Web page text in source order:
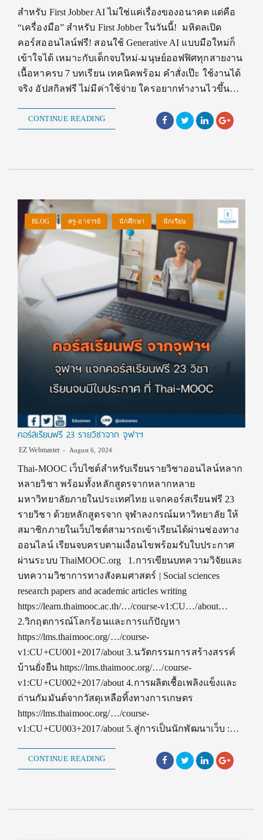
สำหรับ First Jobber AI ไม่ใช่แค่เรื่องของอนาคต แต่คือ
“เครื่องมือ” สำหรับ First Jobber ในวันนี้! มหิดลเปิด
คอร์สออนไลน์ฟรี! สอนใช้ Generative AI แบบมือใหม่ก็
เข้าใจได้ เหมาะกับเด็กจบใหม่-มนุษย์ออฟฟิศทุกสายงาน
เนื้อหาครบ 7 บทเรียน เทคนิคพร้อม คำสั่งเป๊ะ ใช้งานได้
จริง อัปสกิลฟรี ไม่มีค่าใช้จ่าย ใครอยากทำงานไวขึ้น…
CONTINUE READING
BLOG ครู-อาจารย์ นักศึกษา นักเรียน
คอร์สเรียนฟรี 23 รายวิชาจาก จุฬาฯ
EZ Webmaster August 6, 2024
Thai-MOOC เว็บไซต์สำหรับเรียนรายวิชาออนไลน์หลาก
หลายวิชา พร้อมทั้งหลักสูตรจากหลากหลาย
มหาวิทยาลัยภายในประเทศไทย แจกคอร์สเรียนฟรี 23
รายวิชา ด้วยหลักสูตรจาก จุฬาลงกรณ์มหาวิทยาลัย ให้
สมาชิกภายในเว็บไซต์สามารถเข้าเรียนได้ผ่านช่องทาง
ออนไลน์ เรียนจบครบตามเงื่อนไขพร้อมรับใบประกาศ
ผ่านระบบ ThaiMOOC.org 1.การเขียนบทความวิจัยและ
บทความวิชาการทางสังคมศาสตร์ | Social sciences
research papers and academic articles writing
https://learn.thaimooc.ac.th/…/course-v1:CU…/about…
2.วิกฤตการณ์โลกร้อนและการแก้ปัญหา
https://lms.thaimooc.org/…/course-
v1:CU+CU001+2017/about 3.นวัตกรรมการสร้างสรรค์
บ้านยั่งยืน https://lms.thaimooc.org/…/course-
v1:CU+CU002+2017/about 4.การผลิตเชื้อเพลิงแข็งและ
ถ่านกัมมันต์จากวัสดุเหลือทิ้งทางการเกษตร
https://lms.thaimooc.org/…/course-
v1:CU+CU003+2017/about 5.สู่การเป็นนักพัฒนาเว็บ :…
CONTINUE READING